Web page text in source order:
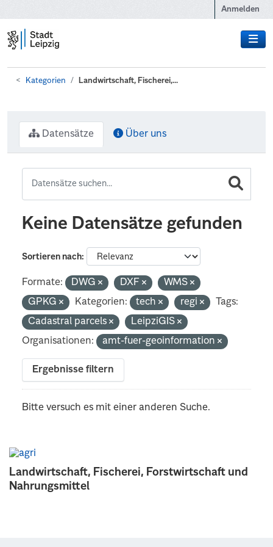
Anmelden
Kategorien Landwirtschaft, Fischerei,...
Landwirtschaft, Fischerei, Forstwirtschaft und
Nahrungsmittel
Datensätze Über uns
Keine Datensätze gefunden
Sortieren nach
Formate: DWG DXF
WMS
GPKG
Kategorien: tech regi
Tags:
Cadastral parcels
LeipziGIS
Organisationen:
amt-fuer-geoinformation
Ergebnisse filtern
Bitte versuch es mit einer anderen Suche.